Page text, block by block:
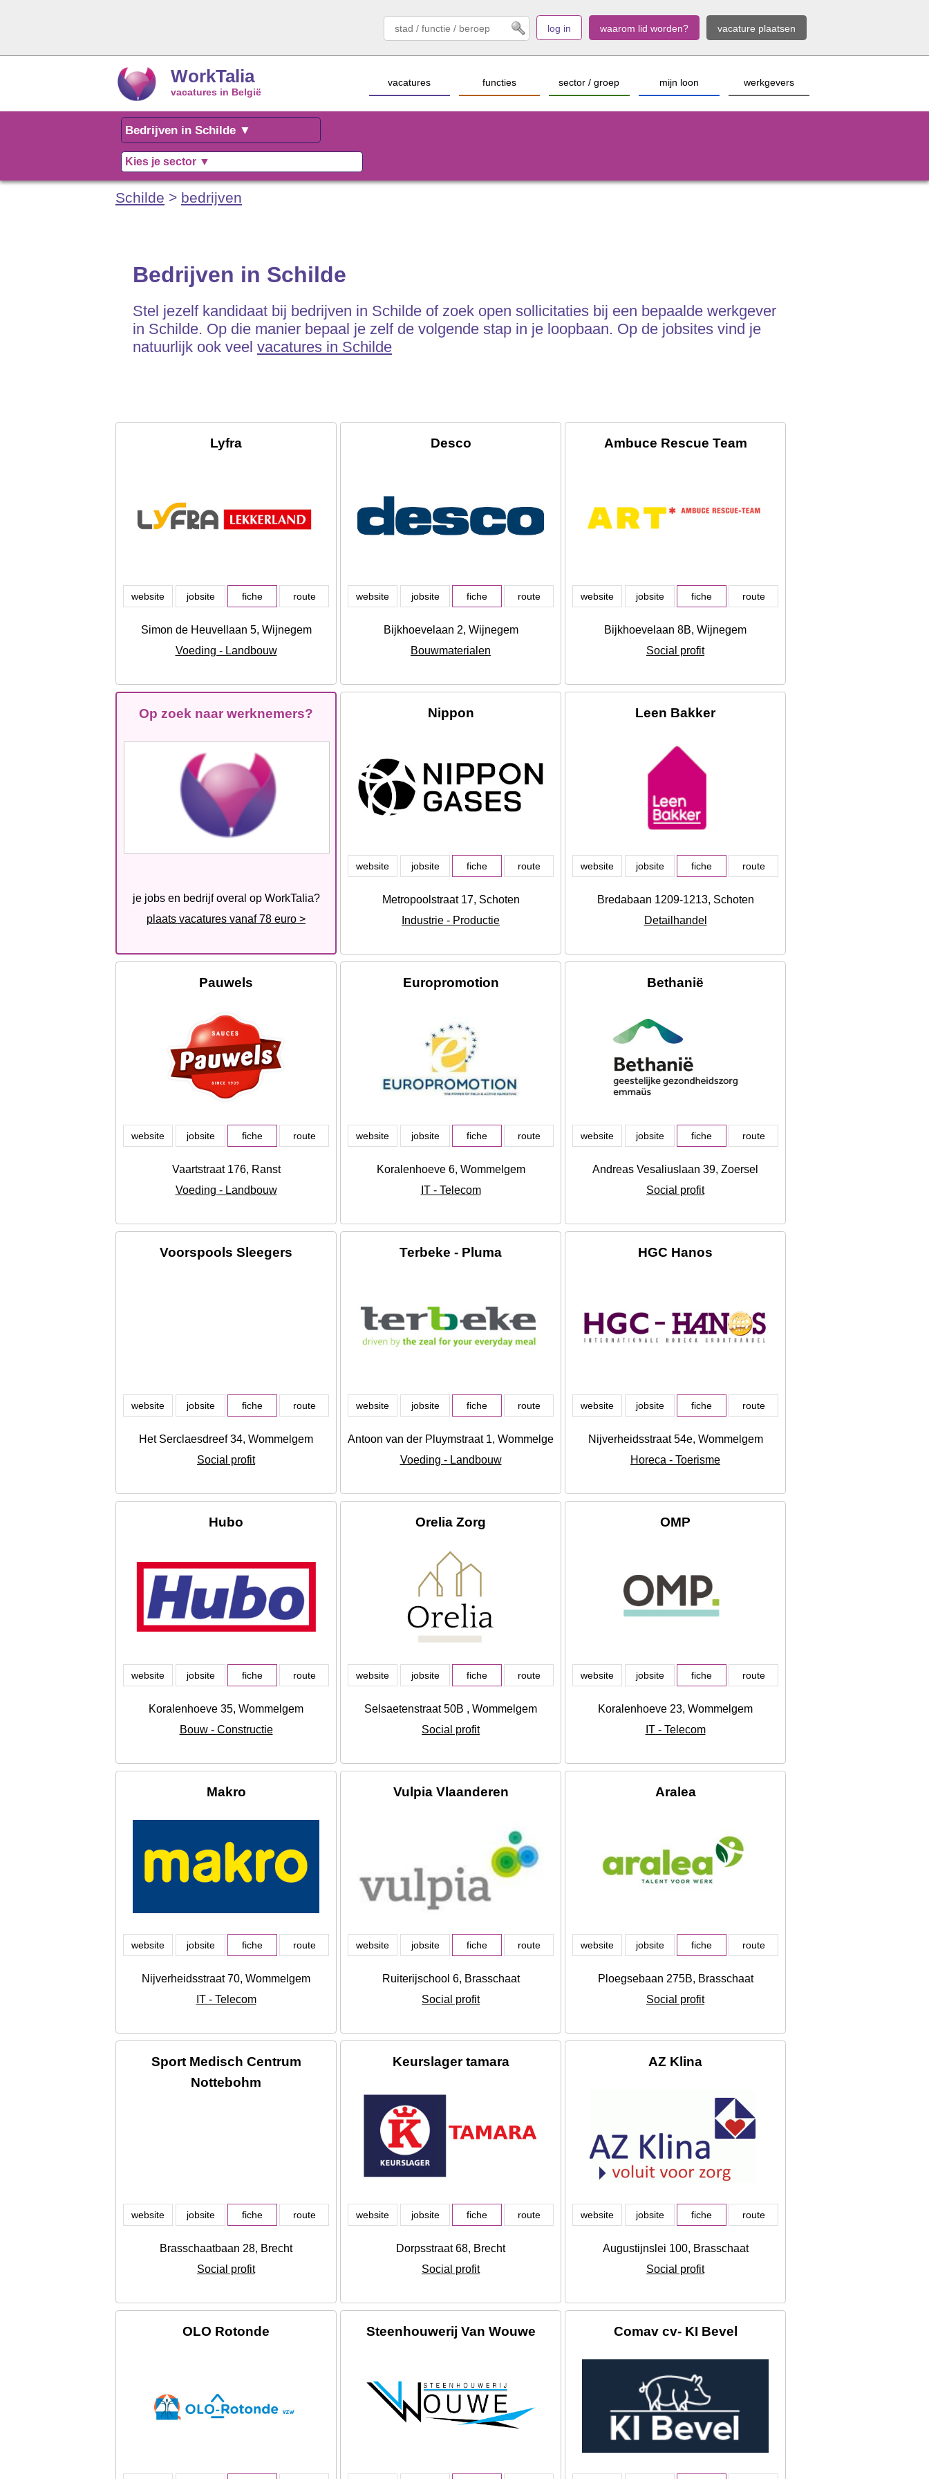
vacature plaatsen
waarom lid worden?
log in
WorkTalia
vacatures in België
werkgevers
mijn loon
sector / groep
functies
vacatures
Schilde > bedrijven
Bedrijven in Schilde
Stel jezelf kandidaat bij bedrijven in Schilde of zoek open sollicitaties bij een bepaalde werkgever
in Schilde. Op die manier bepaal je zelf de volgende stap in je loopbaan. Op de jobsites vind je
natuurlijk ook veel vacatures in Schilde
Lyfra
website jobsite fiche route
Simon de Heuvellaan 5, Wijnegem
Voeding - Landbouw
Desco
website jobsite fiche route
Bijkhoevelaan 2, Wijnegem
Bouwmaterialen
Ambuce Rescue Team
website jobsite fiche route
Bijkhoevelaan 8B, Wijnegem
Social profit
Op zoek naar werknemers?
je jobs en bedrijf overal op WorkTalia?
plaats vacatures vanaf 78 euro >
Nippon
website jobsite fiche route
Metropoolstraat 17, Schoten
Industrie - Productie
Leen Bakker
website jobsite fiche route
Bredabaan 1209-1213, Schoten
Detailhandel
Pauwels
website jobsite fiche route
Vaartstraat 176, Ranst
Voeding - Landbouw
Europromotion
website jobsite fiche route
Koralenhoeve 6, Wommelgem
IT - Telecom
Bethanië
website jobsite fiche route
Andreas Vesaliuslaan 39, Zoersel
Social profit
Voorspools Sleegers
website jobsite fiche route
Het Serclaesdreef 34, Wommelgem
Social profit
Terbeke - Pluma
website jobsite fiche route
Antoon van der Pluymstraat 1, Wommelgem
Voeding - Landbouw
HGC Hanos
website jobsite fiche route
Nijverheidsstraat 54e, Wommelgem
Horeca - Toerisme
Hubo
website jobsite fiche route
Koralenhoeve 35, Wommelgem
Bouw - Constructie
Orelia Zorg
website jobsite fiche route
Selsaetenstraat 50B , Wommelgem
Social profit
OMP
website jobsite fiche route
Koralenhoeve 23, Wommelgem
IT - Telecom
Makro
website jobsite fiche route
Nijverheidsstraat 70, Wommelgem
IT - Telecom
Vulpia Vlaanderen
website jobsite fiche route
Ruiterijschool 6, Brasschaat
Social profit
Aralea
website jobsite fiche route
Ploegsebaan 275B, Brasschaat
Social profit
Sport Medisch Centrum
Nottebohm
website jobsite fiche route
Brasschaatbaan 28, Brecht
Social profit
Keurslager tamara
website jobsite fiche route
Dorpsstraat 68, Brecht
Social profit
AZ Klina
website jobsite fiche route
Augustijnslei 100, Brasschaat
Social profit
OLO Rotonde Steenhouwerij Van Wouwe Comav cv- KI Bevel